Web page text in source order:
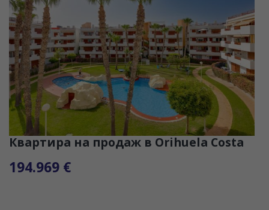
Квартира на продаж в Orihuela Costa
194.969 €